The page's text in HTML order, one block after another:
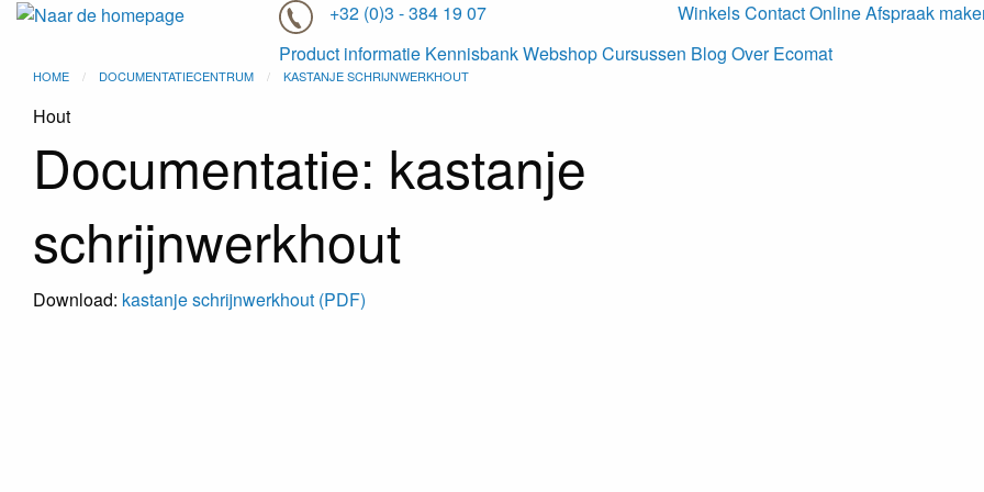
+32 (0)3 - 384 19 07 WinkelsContactOnline Afspraak
Product informatie KennisbankWebshopCursussen Blog Over Ecomat
HOME DOCUMENTATIECENTRUM KASTANJE SCHRIJNWERKHOUT
Hout
Documentatie: kastanje
schrijnwerkhout
Download: kastanje schrijnwerkhout (PDF)